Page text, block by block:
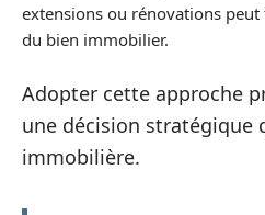
extensions ou rénovations
du bien immobilier.
Adopter cette approche
une décision stratégique
immobilière.